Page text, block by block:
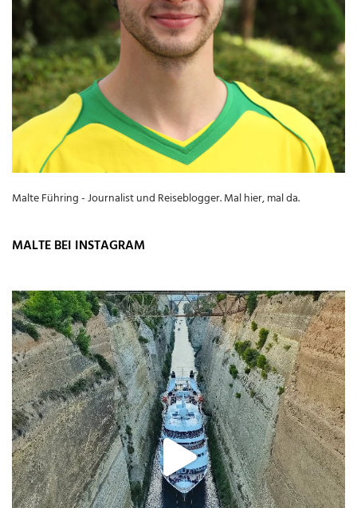
Malte Führing - Journalist und Reiseblogger. Mal hier, mal da.
MALTE BEI INSTAGRAM